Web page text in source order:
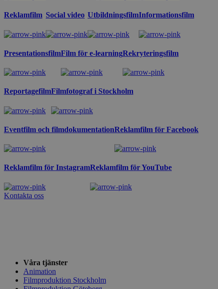
Reklamfilm Social video UtbildningsfilmInformationsfilm
PresentationsfilmFilm för e-learningRekryteringsfilm
ReportagefilmFilmfotograf i Stockholm
Eventfilm och filmdokumentationReklamfilm för Facebook
Reklamfilm för InstagramReklamfilm för YouTube
Kontakta oss
Våra tjänster
Animation
Filmproduktion Stockholm